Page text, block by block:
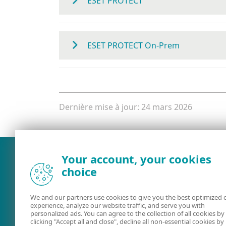
ESET PROTECT On-Prem
Dernière mise à jour: 24 mars 2026
Your account, your cookies
choice
We and our partners use cookies to give you the best optimized
experience, analyze our website traffic, and serve you with
personalized ads. You can agree to the collection of all cookies by
clicking "Accept all and close", decline all non-essential cookies by